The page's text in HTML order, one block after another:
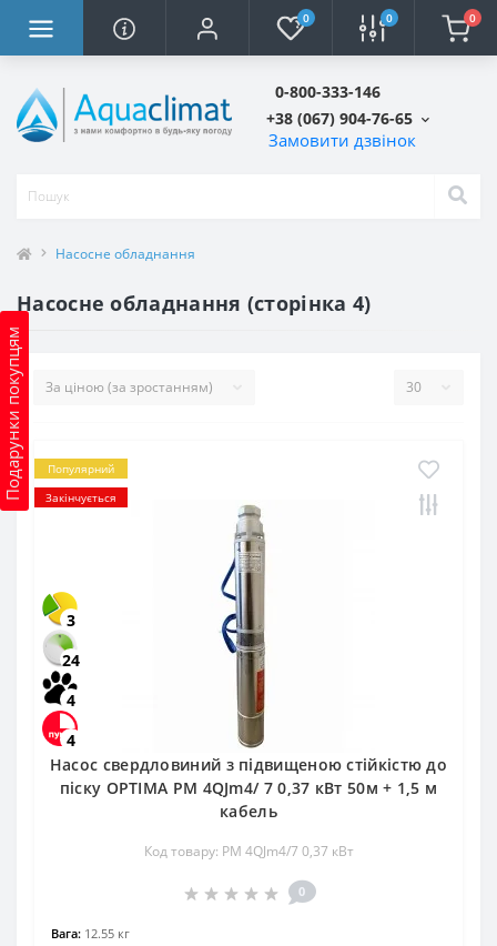
0 0 0
0-800-333-146
+38 (067) 904-76-65
Замовити дзвінок
Подарунки покупцям
Насосне обладнання
Насосне обладнання (сторінка 4)
Популярний
Закінчується
3
24
4
4
Насос свердловиний з підвищеною стійкістю до
піску OPTIMA PM 4QJm4/ 7 0,37 кВт 50м + 1,5 м
кабель
Код товару: PM 4QJm4/7 0,37 кВт
0
Вага: 12.55 кг